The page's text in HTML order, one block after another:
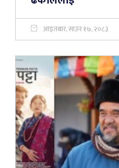
आइतबार, साउन १७, २०८३